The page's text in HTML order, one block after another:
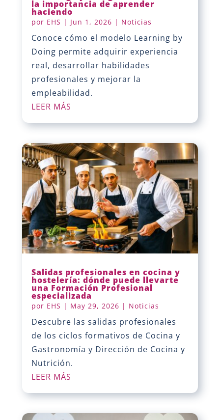
la importancia de aprender
haciendo
por EHS | Jun 1, 2026 | Noticias
Conoce cómo el modelo Learning by
Doing permite adquirir experiencia
real, desarrollar habilidades
profesionales y mejorar la
empleabilidad.
LEER MÁS
Salidas profesionales en cocina y
hostelería: dónde puede llevarte
una Formación Profesional
especializada
por EHS | May 29, 2026 | Noticias
Descubre las salidas profesionales
de los ciclos formativos de Cocina y
Gastronomía y Dirección de Cocina y
Nutrición.
LEER MÁS